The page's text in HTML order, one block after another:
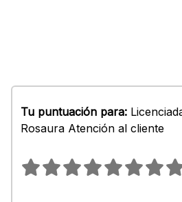
Tu puntuación para:
Rosaura Atención al cliente